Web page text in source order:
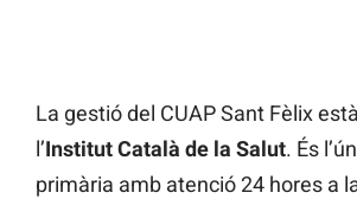
La gestió del CUAP Sant Fèlix
l’Institut Català de la Salut. És
primària amb atenció 24 hores a